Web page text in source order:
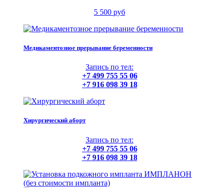
5 500 руб
Медикаментозное прерывание беременности
Запись по тел:
+7 499 755 55 06
+7 916 098 39 18
Хирургический аборт
Запись по тел:
+7 499 755 55 06
+7 916 098 39 18